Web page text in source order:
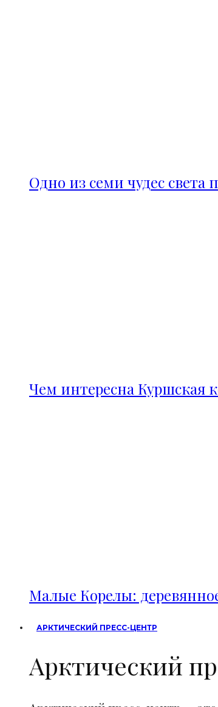
Одно из семи чудес света
Чем интересна Куршская
Малые Корелы:
АРКТИЧЕСКИЙ ПРЕСС-ЦЕНТР
Арктический